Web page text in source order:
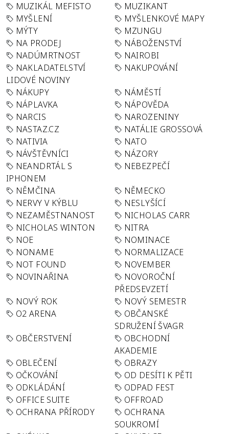
MUZIKÁL MEFISTO
MUZIKANT
MYŠLENÍ
MYŠLENKOVÉ MAPY
MÝTY
MZUNGU
NA PRODEJ
NÁBOŽENSTVÍ
NADÚMRTNOST
NAIROBI
NAKLADATELSTVÍ
LIDOVÉ NOVINY
NAKUPOVÁNÍ
NÁKUPY
NÁMĚSTÍ
NÁPLAVKA
NÁPOVĚDA
NARCIS
NAROZENINY
NASTAZ.CZ
NATÁLIE GROSSOVÁ
NATIVIA
NATO
NÁVŠTĚVNÍCI
NÁZORY
NEANDRTÁL S
IPHONEM
NEBEZPEČÍ
NĚMČINA
NĚMECKO
NERVY V KÝBLU
NESLYŠÍCÍ
NEZAMĚSTNANOST
NICHOLAS CARR
NICHOLAS WINTON
NITRA
NOE
NOMINACE
NONAME
NORMALIZACE
NOT FOUND
NOVEMBER
NOVINAŘINA
NOVOROČNÍ
PŘEDSEVZETÍ
NOVÝ ROK
NOVÝ SEMESTR
O2 ARENA
OBČANSKÉ
SDRUŽENÍ ŠVAGR
OBČERSTVENÍ
OBCHODNÍ
AKADEMIE
OBLEČENÍ
OBRAZY
OČKOVÁNÍ
OD DESÍTI K PĚTI
ODKLÁDÁNÍ
ODPAD FEST
OFFICE SUITE
OFFROAD
OCHRANA PŘÍRODY
OCHRANA
SOUKROMÍ